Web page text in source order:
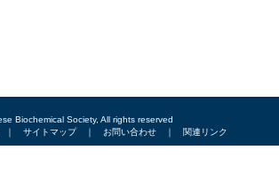
Biochemical Society, All rights reserved
｜ サイトマップ｜ お問い合わせ ｜ 関連リンク